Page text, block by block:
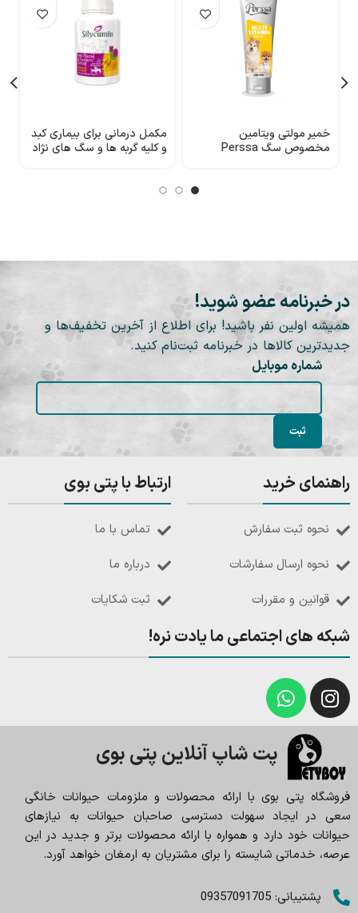
خمیر مولتی ویتامین
مخصوص سگ Perssa
مکمل درمانی برای بیماری کبد
و کلیه گربه ها و سگ های نژاد
در خبرنامه عضو شوید!
همیشه اولین نفر باشید! برای اطلاع از آخرین تخفیف‌ها و
جدیدترین کالاها در خبرنامه ثبت‌نام کنید.
شماره موبایل
راهنمای خرید
نحوه ثبت سفارش
نحوه ارسال سفارشات
قوانین و مقررات
ارتباط با پتی بوی
تماس با ما
درباره ما
ثبت شکایات
شبکه های اجتماعی ما یادت نره!
پت شاپ آنلاین پتی بوی
فروشگاه پتی بوی با ارائه محصولات و ملزومات حیوانات خانگی
سعی در ایجاد سهولت دسترسی صاحبان حیوانات به نیازهای
حیوانات خود دارد و همواره با ارائه محصولات برتر و جدید در این
عرصه، خدماتی شایسته را برای مشتریان به ارمغان خواهد آورد.
پشتیبانی: 09357091705